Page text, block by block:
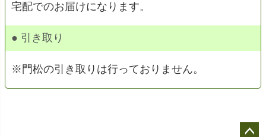
宅配でのお届けになります。
● 引き取り
※門松の引き取りは行っておりません。